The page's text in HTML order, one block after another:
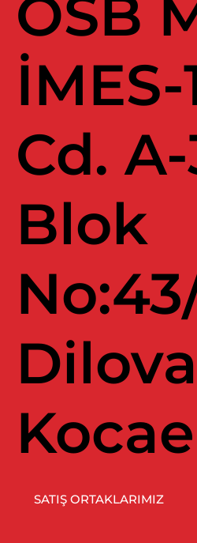
OSB
İMES-
Cd. A-
Blok
SATIŞ ORTAKLARIMIZ